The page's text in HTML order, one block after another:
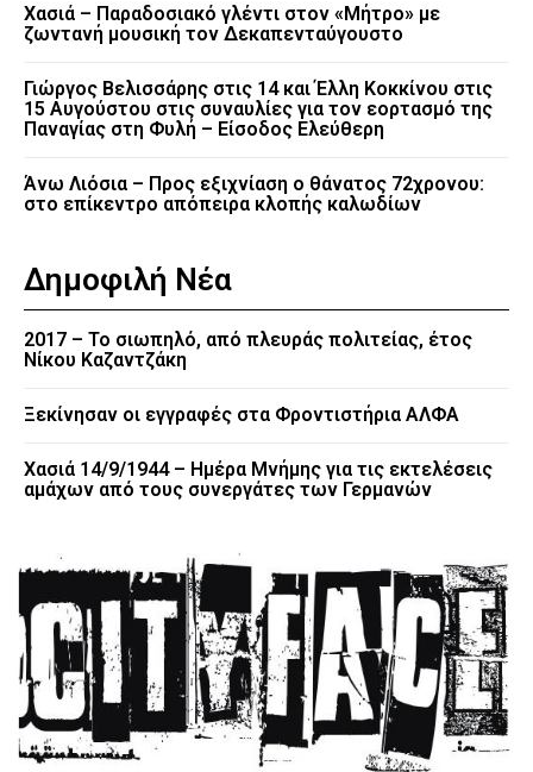
Χασιά – Παραδοσιακό γλέντι στον «Μήτρο» με
ζωντανή μουσική τον Δεκαπενταύγουστο
Γιώργος Βελισσάρης στις 14 και Έλλη Κοκκίνου στις
15 Αυγούστου στις συναυλίες για τον εορτασμό της
Παναγίας στη Φυλή – Είσοδος Ελεύθερη
Άνω Λιόσια – Προς εξιχνίαση ο θάνατος 72χρονου:
στο επίκεντρο απόπειρα κλοπής καλωδίων
Δημοφιλή Νέα
2017 – Το σιωπηλό, από πλευράς πολιτείας, έτος
Νίκου Καζαντζάκη
Ξεκίνησαν οι εγγραφές στα Φροντιστήρια ΑΛΦΑ
Χασιά 14/9/1944 – Ημέρα Μνήμης για τις εκτελέσεις
αμάχων από τους συνεργάτες των Γερμανών